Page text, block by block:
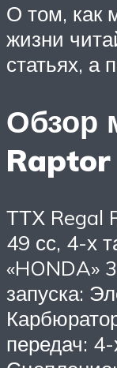
О том, как
жизни
статьях, а
Обзор
Raptor
ТТХ Regal
49 сс, 4-х
«HONDA»
запуска:
передач: 4-